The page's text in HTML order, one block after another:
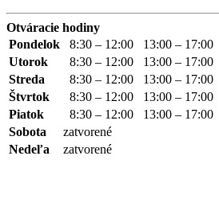
Otváracie hodiny
Pondelok
8:30 – 12:00
13:00 – 17:00
Utorok
8:30 – 12:00
13:00 – 17:00
Streda
8:30 – 12:00
13:00 – 17:00
Štvrtok
8:30 – 12:00
13:00 – 17:00
Piatok
8:30 – 12:00
13:00 – 17:00
Sobota
zatvorené
Nedeľa
zatvorené